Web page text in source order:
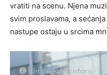
vratiti na scenu. Njena
svim proslavama, a
nastupe ostaju u srcima